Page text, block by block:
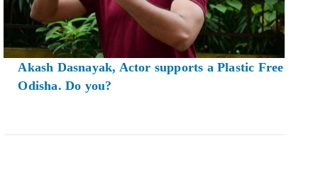
Akash Dasnayak, Actor supports a Plastic Free
Odisha. Do you?